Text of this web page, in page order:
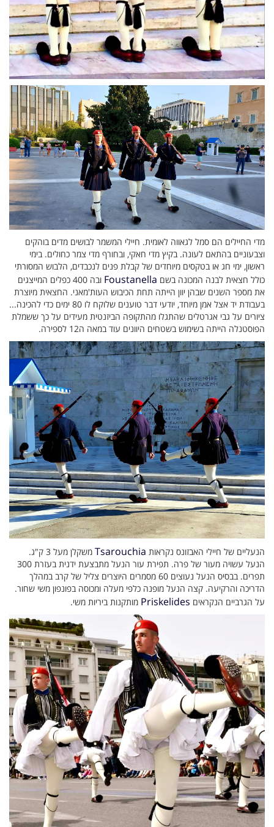
מדי החיילים הם סמל לגאווה לאומית. חיילי המשמר לבושים מדים בוהקים
וצבעוניים בהתאם לעונה. בקיץ מדי חאקי, ובחורף מדי צמר כחולים. בימי
ראשון, ימי חג או בטקסים מיוחדים של קבלת פנים לנכבדים, הלבוש המסורתי
כולל חצאית לבנה המכונה בשם Foustanella
ובה 400 כפלים המייצגים
את מספר השנים שבהן יוון הייתה תחת הכיבוש העות'מאני. החצאית מיוצרת
בעבודת יד אצל אמן מיוחד, יודעי דבר טוענים שלוקח לו 80 ימים כדי להכינה...
ציורים על גבי אגרטלים שהתגלו מהתקופה הביזנטית מעידים על כך ששמלת
הפוסטנלה הייתה בשימוש בשטחים היוונים עוד במאה ה12 לספירה.
הנעליים של חיילי האבזונס נקראות Tsarouchia
משקלן מעל 3 ק"ג.
הנעל עשויה מעור של פרה. תפירת עור הנעל מתבצעת ידנית בעזרת 300
תפרים. בבסיס הנעל נעוצים 60 מסמרים היוצרים צליל של קרב במהלך
הדריכה והרקיעה. קצה הנעל מופנה כלפי מעלה ומכוסה בפונפון משי שחור.
על הגרביים הנקראים Priskelides מותקנות ביריות משי.